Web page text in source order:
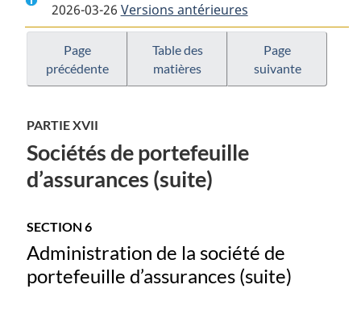
Loi
sur
les
sociétés
d’assurances
:
Loi
sur
les
sociétés
:
Loi
les
sociétés
2026-03-26 Versions antérieures
Page
précédente
Table des
matières
Page
suivante
PARTIE XVII
Sociétés de portefeuille
d’assurances (suite)
SECTION 6
Administration de la société de
portefeuille d’assurances (suite)